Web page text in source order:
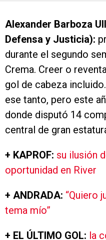
Alexander Barboza
Defensa y Justicia):
durante el segundo
Crema. Creer o
gol de cabeza
ese tanto, pero este
donde disputó 14
central de gran
+ KAPROF: su ilusión
oportunidad en River
+ ANDRADA: “Quiero
tema mío”
+ EL ÚLTIMO GOL: la